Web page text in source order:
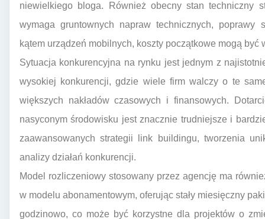
niewielkiego bloga. Również obecny stan techniczny
wymaga gruntownych napraw technicznych, poprawy
kątem urządzeń mobilnych, koszty początkowe mogą być
Sytuacja konkurencyjna na rynku jest jednym z
wysokiej konkurencji, gdzie wiele firm walczy o te
większych nakładów czasowych i finansowych.
nasyconym środowisku jest znacznie trudniejsze i
zaawansowanych strategii link buildingu, tworzenia
analizy działań konkurencji.
Model rozliczeniowy stosowany przez agencję ma
w modelu abonamentowym, oferując stały miesięczny
godzinowo, co może być korzystne dla projektów o